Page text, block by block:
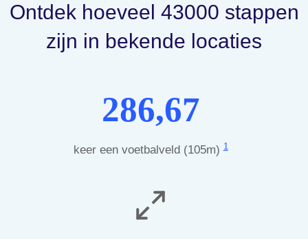
Ontdek hoeveel 43000 stappen
zijn in bekende locaties
286,67
keer een voetbalveld (105m)1